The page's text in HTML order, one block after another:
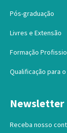
Pós-graduação
Livres e Extensão
Formação
Qualificação para
Newsletter
Receba nosso